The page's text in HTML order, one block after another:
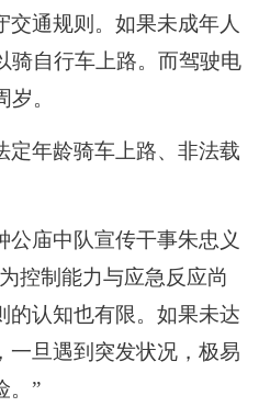
交通规则。如果未成年人
骑自行车上路。而驾驶电
。
年龄骑车上路、非法载
庙中队宣传干事朱忠义
控制能力与应急反应尚
的认知也有限。如果未达
一旦遇到突发状况，极易
。”